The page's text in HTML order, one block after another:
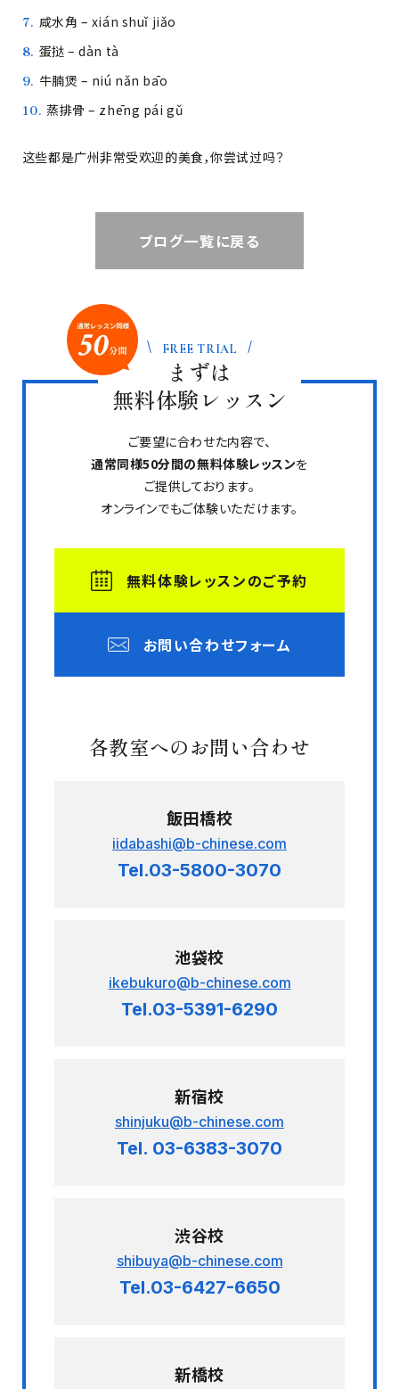
咸水角 – xián shuǐ jiǎo
蛋挞 – dàn tà
牛腩煲 – niú nǎn bāo
蒸排骨 – zhēng pái gǔ
这些都是广州非常受欢迎的美食，你尝试过吗？
ブログ一覧に戻る
FREE TRIAL
まずは
無料体験レッスン
ご要望に合わせた内容で、
通常同様50分間の無料体験レッスンを
ご提供しております。
オンラインでもご体験いただけます。
無料体験レッスンのご予約
お問い合わせフォーム
各教室へのお問い合わせ
飯田橋校
iidabashi@b-chinese.com
Tel.03-5800-3070
池袋校
ikebukuro@b-chinese.com
Tel.03-5391-6290
新宿校
shinjuku@b-chinese.com
Tel. 03-6383-3070
渋谷校
shibuya@b-chinese.com
Tel.03-6427-6650
新橋校